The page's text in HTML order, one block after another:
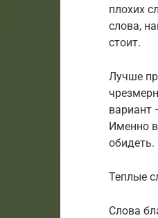
плохих
слова,
стоит.
Лучше
вариант
Именно
обидеть.
Теплые
Слова